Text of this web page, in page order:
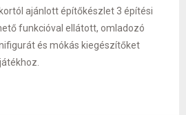
ajánlott építőkészlet 3 építési
funkcióval ellátott, omladozó
és mókás kiegészítőket